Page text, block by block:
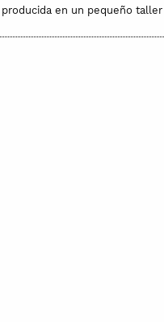
en un pequeño
de lana, con agua fría
el precio final y se entrega